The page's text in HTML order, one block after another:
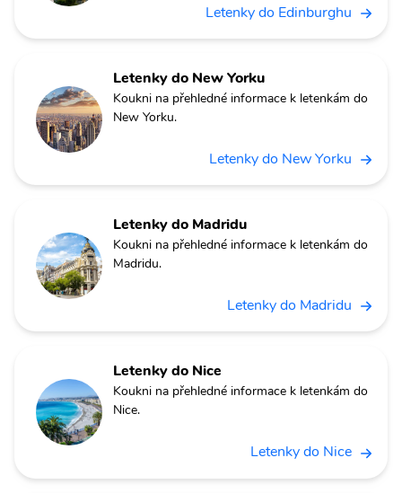
Letenky do Edinburghu
Letenky do New Yorku
Koukni na přehledné informace k letenkám do
New Yorku.
Letenky do New Yorku
Letenky do Madridu
Koukni na přehledné informace k letenkám do
Madridu.
Letenky do Madridu
Letenky do Nice
Koukni na přehledné informace k letenkám do
Nice.
Letenky do Nice